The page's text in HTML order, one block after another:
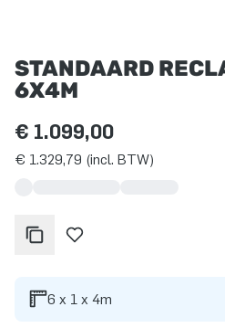
STANDAARD
6X4M
€ 1.099,00
€ 1.329,79 (incl. BTW)
6 x 1 x 4m